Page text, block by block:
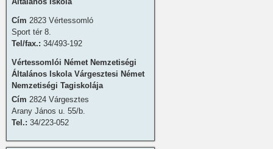
Cím 2823 Vértessomló
Sport tér 8.
Tel/fax.: 34/493-192
Vértessomlói Német Nemzetiségi
Általános Iskola Várgesztesi Német
Nemzetiségi Tagiskolája
Cím 2824 Várgesztes
Arany János u. 55/b.
Tel.: 34/223-052